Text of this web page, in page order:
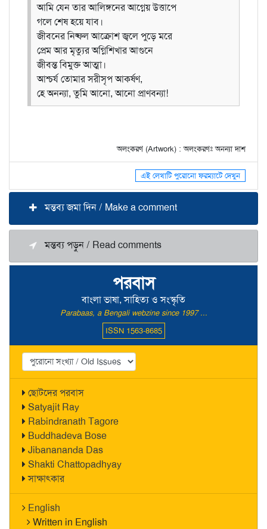
পরবাস
বাংলা ভাষা, সাহিত্য ও সংস্কৃতি
Parabaas, a Bengali webzine since 1997 ...
ISSN 1563-8685
ছোটদের পরবাস
Satyajit Ray
Rabindranath Tagore
Buddhadeva Bose
Jibanananda Das
Shakti Chattopadhyay
সাক্ষাৎকার
English
Written in English
আমি যেন তার আলিঙ্গনের আগ্নেয় উত্তাপে
গলে শেষ হয়ে যাব।
জীবনের নিষ্ফল আক্রোশ জ্বলে পুড়ে মরে
প্রেম আর মৃত্যুর অগ্নিশিখার আগুনে
জীবন্ত বিমুক্ত আত্মা।
আশ্চর্য তোমার সরীসৃপ আকর্ষণ,
হে অনন্যা, তুমি আনো, আনো প্রাণবন্যা!
অলংকরণ (Artwork) : অলংকরণঃ অনন্যা দাশ
এই লেখাটি পুরোনো ফরম্যাটে দেখুন
মন্তব্য জমা দিন / Make a comment
মন্তব্য পড়ুন / Read comments